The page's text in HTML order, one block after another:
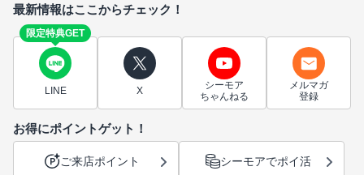
最新情報はここからチェック！
限定特典GET
LINE X
シーモア
ちゃんねる
メルマガ
登録
お得にポイントゲット！
ご来店ポイント シーモアでポイ活